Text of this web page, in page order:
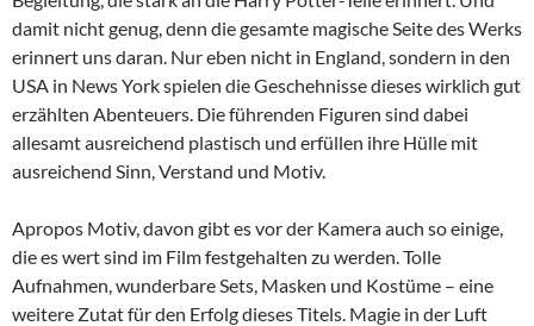
damit nicht genug, denn die gesamte magische Seite des Werks
erinnert uns daran. Nur eben nicht in England, sondern in den
USA in News York spielen die Geschehnisse dieses wirklich gut
erzählten Abenteuers. Die führenden Figuren sind dabei
allesamt ausreichend plastisch und erfüllen ihre Hülle mit
ausreichend Sinn, Verstand und Motiv.
Apropos Motiv, davon gibt es vor der Kamera auch so einige,
die es wert sind im Film festgehalten zu werden. Tolle
Aufnahmen, wunderbare Sets, Masken und Kostüme – eine
weitere Zutat für den Erfolg dieses Titels. Magie in der Luft